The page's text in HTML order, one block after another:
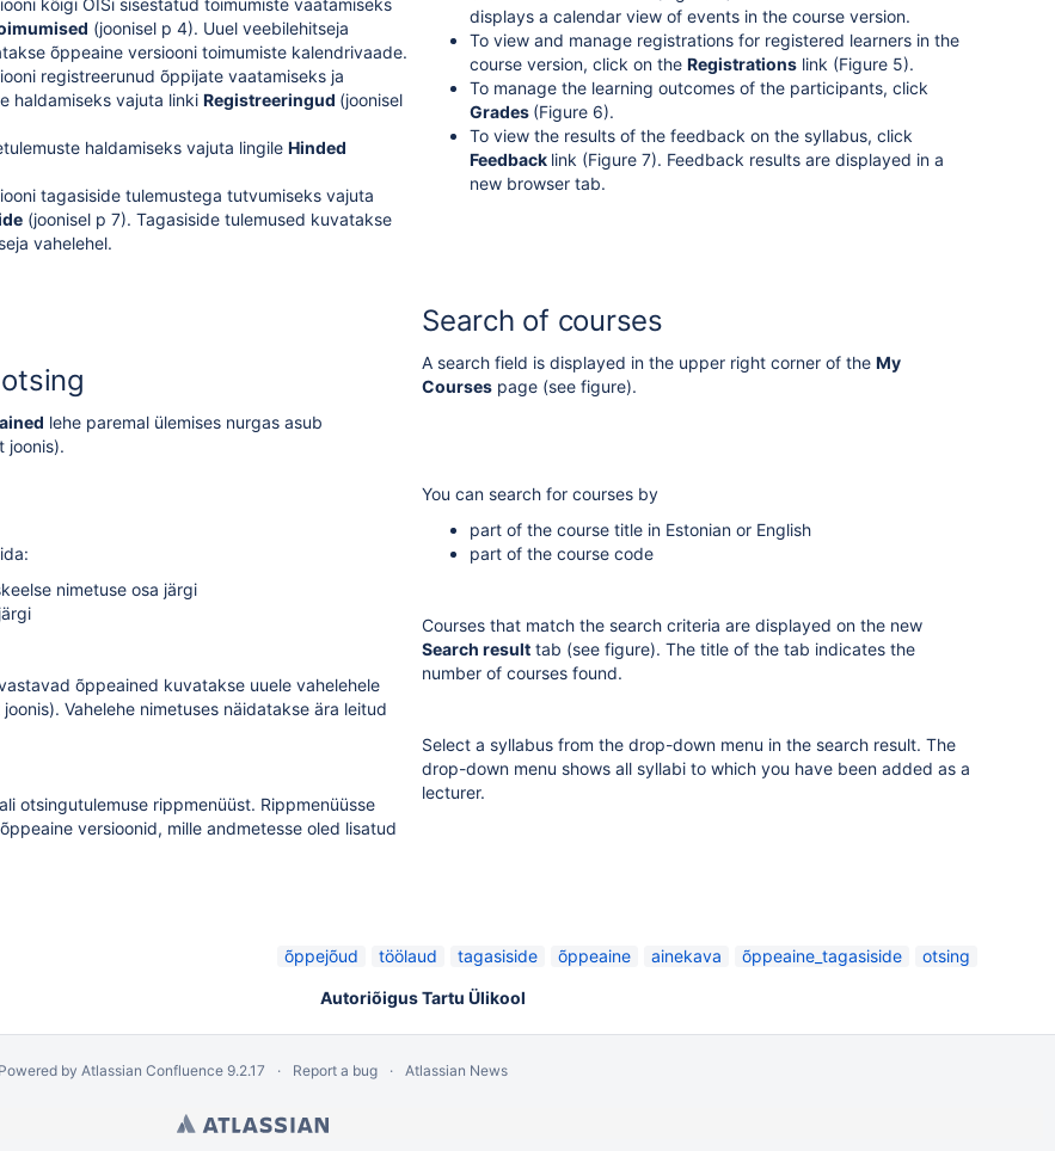
kõigi ÕISi sisestatud toimumiste vaatamiseks
(joonisel p 4). Uuel veebilehitseja
õppeaine versiooni toimumiste kalendrivaade.
registreerunud õppijate vaatamiseks ja
haldamiseks vajuta linki Registreeringud (joonisel
haldamiseks vajuta lingile Hinded
tagasiside tulemustega tutvumiseks vajuta
(joonisel p 7). Tagasiside tulemused kuvatakse
vahelehel.
lehe paremal ülemises nurgas asub
joonis).
nimetuse osa järgi
õppeained kuvatakse uuele vahelehele
joonis). Vahelehe nimetuses näidatakse ära leitud
otsingutulemuse rippmenüüst. Rippmenüüsse
versioonid, mille andmetesse oled lisatud
displays a calendar view of events in the course version.
To view and manage registrations for registered learners in the
course version, click on the Registrations link (Figure 5).
To manage the learning outcomes of the participants, click
Grades (Figure 6).
To view the results of the feedback on the syllabus, click
Feedback link (Figure 7). Feedback results are displayed in a
new browser tab.
Search of courses
A search field is displayed in the upper right corner of the My
Courses page (see figure).
You can search for courses by
part of the course title in Estonian or English
part of the course code
Courses that match the search criteria are displayed on the new
Search result tab (see figure). The title of the tab indicates the
number of courses found.
Select a syllabus from the drop-down menu in the search result. The
drop-down menu shows all syllabi to which you have been added as a
lecturer.
õppejõud töölaud tagasiside õppeaine ainekava õppeaine_tagasiside otsing
Autoriõigus Tartu Ülikool
Powered by Atlassian Confluence 9.2.17 Report a bug Atlassian News